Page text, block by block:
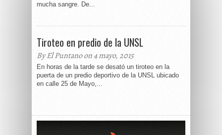
mucha sangre. De...
Tiroteo en predio de la UNSL
By El Puntano on 4 mayo, 2015
En horas de la tarde se desató un tiroteo en la
puerta de un predio deportivo de la UNSL ubicado
en calle 25 de Mayo,...